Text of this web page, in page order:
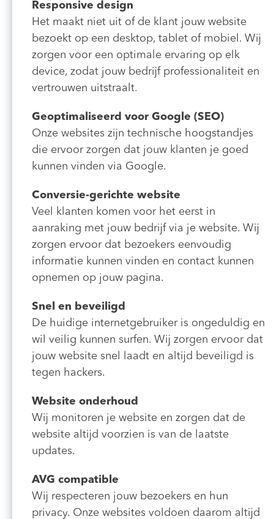
Responsive design
Het maakt niet uit of de klant jouw website
bezoekt op een desktop, tablet of mobiel. Wij
zorgen voor een optimale ervaring op elk
device, zodat jouw bedrijf professionaliteit en
vertrouwen uitstraalt.
Geoptimaliseerd voor Google (SEO)
Onze websites zijn technische hoogstandjes
die ervoor zorgen dat jouw klanten je goed
kunnen vinden via Google.
Conversie-gerichte website
Veel klanten komen voor het eerst in
aanraking met jouw bedrijf via je website. Wij
zorgen ervoor dat bezoekers eenvoudig
informatie kunnen vinden en contact kunnen
opnemen op jouw pagina.
Snel en beveiligd
De huidige internetgebruiker is ongeduldig en
wil veilig kunnen surfen. Wij zorgen ervoor dat
jouw website snel laadt en altijd beveiligd is
tegen hackers.
Website onderhoud
Wij monitoren je website en zorgen dat de
website altijd voorzien is van de laatste
updates.
AVG compatible
Wij respecteren jouw bezoekers en hun
privacy. Onze websites voldoen daarom altijd